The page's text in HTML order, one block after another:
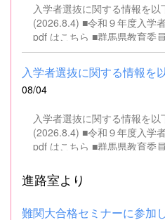
する方は、応募できませんので御
方公務員法第16条に該当する
る人） ・禁錮以上の刑に処せられ、その執行を終わるまで
又は執行を受けることがなくなるまで
して懲戒免職の処分を受け、
しない者 ・人事委員会又は公平委員会の委員の職にあっ
て、地方公務員法第60条から
政府を暴力で破壊することを
結成し、又はこれに加入した者 （2）平成11年改正
法の規定による準禁治産の
入学者選抜に関する情報を以
(2026.8.4) ■令和９年度入学
pdf はこちら ■群馬県教育委
するページはこちら
08/04
入学者選抜に関する情報を以
(2026.8.4) ■令和９年度入学
pdf はこちら ■群馬県教育委
進路室より
難関大合格セミナーに参加